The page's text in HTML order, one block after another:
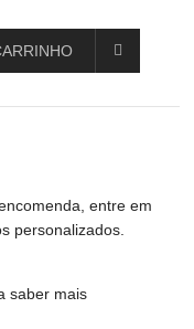
entre em
personalizados.
saber mais